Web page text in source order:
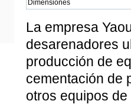
Dimensiones
La empresa
desarenadores
producción de
cementación de
otros equipos